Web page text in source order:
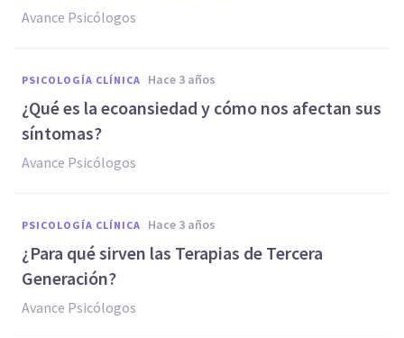
Avance Psicólogos
PSICOLOGÍA CLÍNICA hace 3 años
¿Qué es la ecoansiedad y cómo nos afectan sus
síntomas?
Avance Psicólogos
PSICOLOGÍA CLÍNICA hace 3 años
¿Para qué sirven las Terapias de Tercera
Generación?
Avance Psicólogos